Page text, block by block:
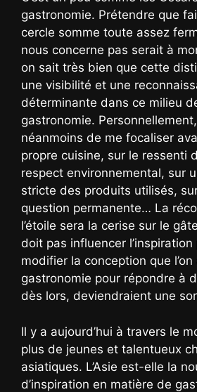
gastronomie. Prétendre que
cercle somme toute assez
nous concerne pas serait à
on sait très bien que cette
une visibilité et une
déterminante dans ce milieu
gastronomie. Personnellement,
néanmoins de me focaliser
propre cuisine, sur le ressenti
respect environnemental, sur
stricte des produits utilisés,
question permanente… La
l’étoile sera la cerise sur le
doit pas influencer l’inspiration
modifier la conception que l’on
gastronomie pour répondre à
dès lors, deviendraient une
Il y a aujourd’hui à travers le
plus de jeunes et talentueux
asiatiques. L’Asie est-elle la
d’inspiration en matière de